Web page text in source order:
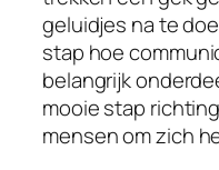
geluidjes na te
stap hoe
belangrijk
mooie stap
mensen om zich